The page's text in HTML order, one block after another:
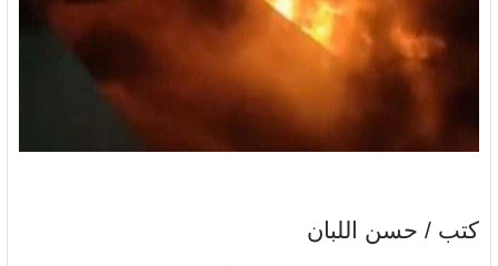
كتب / حسن اللبان